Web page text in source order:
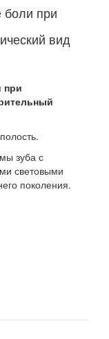
при
вид
при
зуба с
световыми
поколения.